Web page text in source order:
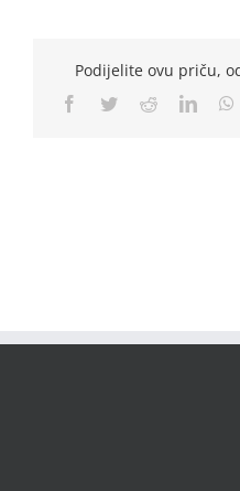
Podijelite ovu priču,
Facebook
TwitterReddit